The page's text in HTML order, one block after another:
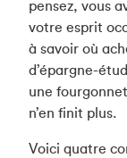
pensez, vous
votre esprit
à savoir où
d’épargne-
une
n’en finit plus.
Voici quatre